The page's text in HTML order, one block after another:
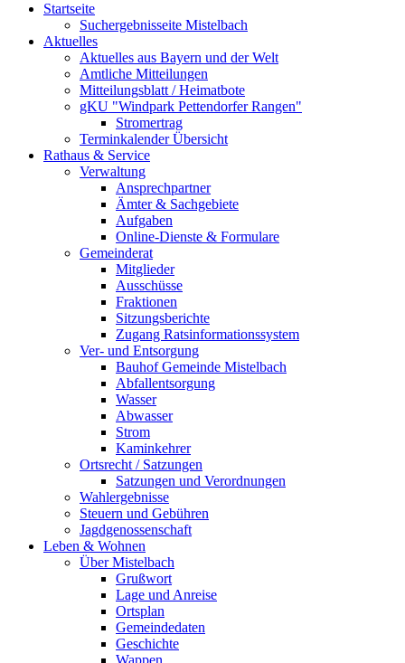
Startseite
Suchergebnisseite Mistelbach
Aktuelles
Aktuelles aus Bayern und der Welt
Amtliche Mitteilungen
Mitteilungsblatt / Heimatbote
gKU "Windpark Pettendorfer Rangen"
Stromertrag
Terminkalender Übersicht
Rathaus & Service
Verwaltung
Ansprechpartner
Ämter & Sachgebiete
Aufgaben
Online-Dienste & Formulare
Gemeinderat
Mitglieder
Ausschüsse
Fraktionen
Sitzungsberichte
Zugang Ratsinformationssystem
Ver- und Entsorgung
Bauhof Gemeinde Mistelbach
Abfallentsorgung
Wasser
Abwasser
Strom
Kaminkehrer
Ortsrecht / Satzungen
Satzungen und Verordnungen
Wahlergebnisse
Steuern und Gebühren
Jagdgenossenschaft
Leben & Wohnen
Über Mistelbach
Grußwort
Lage und Anreise
Ortsplan
Gemeindedaten
Geschichte
Wappen